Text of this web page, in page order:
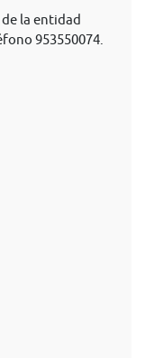
la entidad
953550074.